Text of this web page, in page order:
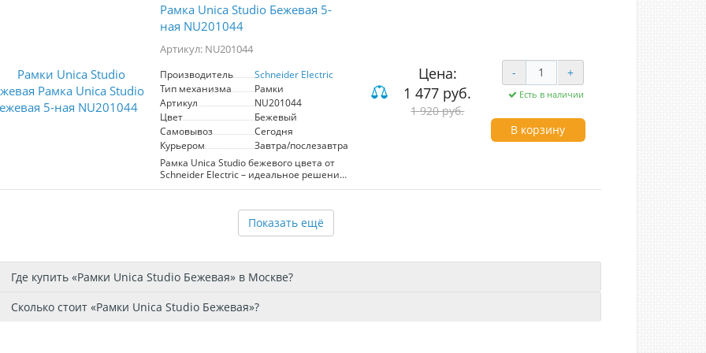
исполнении, она выполнена в нежном
бежевом цвете, что позволяет
пространство. Высокое качество
долговечность и надёжность, а
современный дизайн подчеркнёт
индивидуальность вашего
оформления. Идеальна для установки в
жилых и офисных помещениях.
Рамка Unica Studio Бежевая 5-
ная NU201044
Артикул: NU201044
Производитель
Schneider Electric
Тип механизма
Рамки
Артикул
NU201044
Цвет
Бежевый
Самовывоз
Сегодня
Курьером
Завтра/послезавтра
Рамка Unica Studio бежевого цвета от
Schneider Electric – идеальное решение
для современных интерьеров.
обеспечивает удобство установки и
использования различных
механизмов. Элегантный дизайн и
Высокое качество материалов
надежность. Подходит для создания
Цена:
1 477 руб.
1 920 руб.
- +
Есть в наличии
В корзину
Показать ещё
Где купить «Рамки Unica Studio Бежевая» в Москве?
Сколько стоит «Рамки Unica Studio Бежевая»?